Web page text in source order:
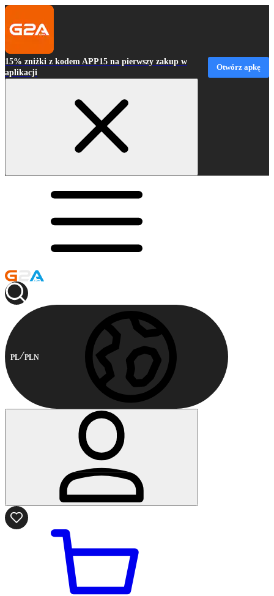
15% zniżki z kodem APP15 na pierwszy zakup w
aplikacji
Otwórz apkę
PL PLN